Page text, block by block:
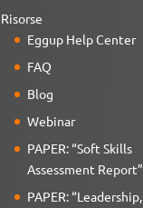
Risorse
Eggup Help Center
FAQ
Blog
Webinar
PAPER: “Soft Skills
Assessment Report”
PAPER: “Leadership,